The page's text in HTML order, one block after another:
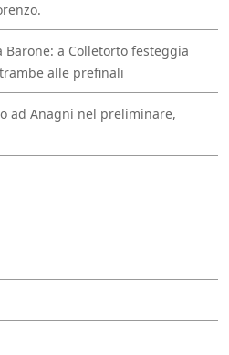
Barone: a Colletorto festeggia
alle prefinali
ad Anagni nel preliminare,